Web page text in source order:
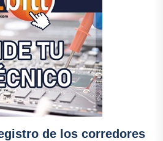
de los corredores